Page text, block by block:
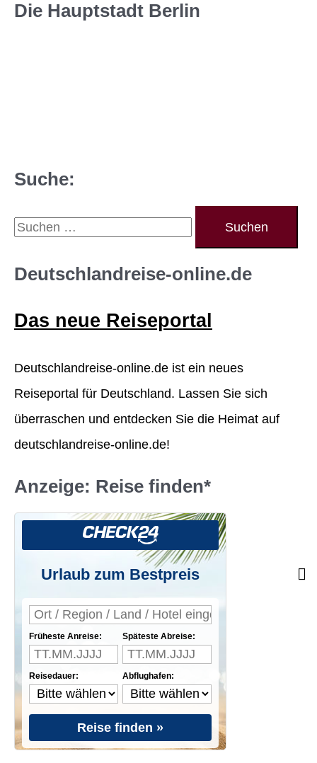
Die Hauptstadt Berlin
Suche:
S
c
e
n
a
c
h
Deutschlandreise-online.de
Das neue Reiseportal
Deutschlandreise-online.de ist ein neues
Reiseportal für Deutschland. Lassen Sie sich
überraschen und entdecken Sie die Heimat auf
deutschlandreise-online.de!
Anzeige: Reise finden*
Urlaub zum Bestpreis
Früheste Anreise:
Reisedauer:
Späteste Abreise:
Abflughafen:
Reise finden »